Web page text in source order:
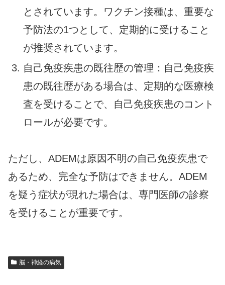
とされています。ワクチン接種は、重要な
予防法の1つとして、定期的に受けること
が推奨されています。
自己免疫疾患の既往歴の管理：自己免疫疾
患の既往歴がある場合は、定期的な医療検
査を受けることで、自己免疫疾患のコント
ロールが必要です。
ただし、ADEMは原因不明の自己免疫疾患で
あるため、完全な予防はできません。ADEM
を疑う症状が現れた場合は、専門医師の診察
を受けることが重要です。
脳・神経の病気